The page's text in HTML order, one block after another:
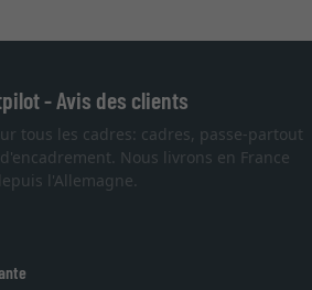
- Avis des clients
tous les cadres: cadres, passe-partout
Nous livrons en France
l'Allemagne.